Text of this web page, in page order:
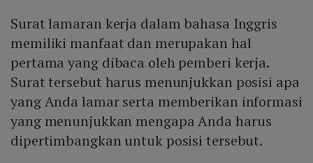
Surat lamaran kerja dalam bahasa Inggris
memiliki manfaat dan merupakan hal
pertama yang dibaca oleh pemberi kerja.
Surat tersebut harus menunjukkan posisi apa
yang Anda lamar serta memberikan informasi
yang menunjukkan mengapa Anda harus
dipertimbangkan untuk posisi tersebut.